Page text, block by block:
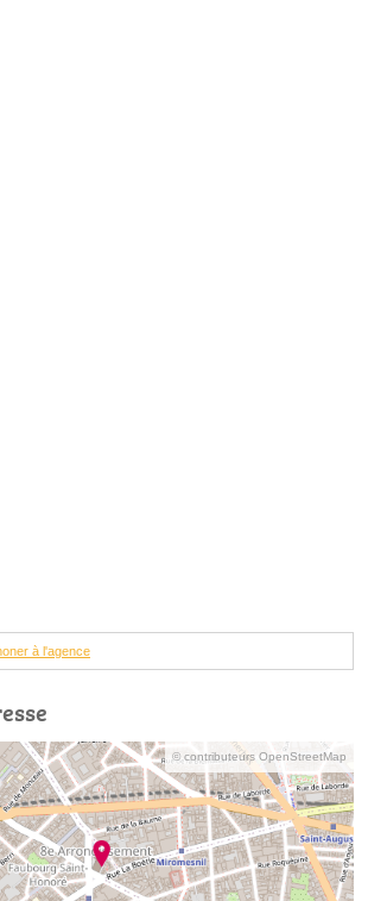
à l'agence
© contributeurs OpenStreetMap